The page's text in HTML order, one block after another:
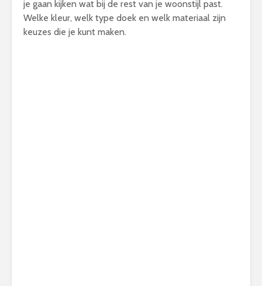
je gaan kijken wat bij de rest van je woonstijl past.
Welke kleur, welk type doek en welk materiaal zijn
keuzes die je kunt maken.